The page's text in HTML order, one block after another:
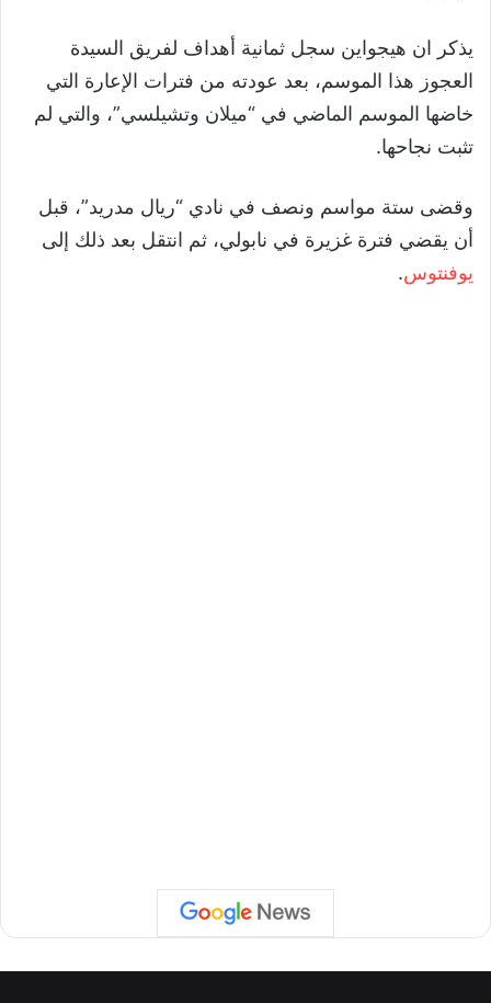
يذكر ان هيجواين سجل ثمانية أهداف لفريق السيدة
العجوز هذا الموسم، بعد عودته من فترات الإعارة التي
خاضها الموسم الماضي في “ميلان وتشيلسي”، والتي لم
تثبت نجاحها.
وقضى ستة مواسم ونصف في نادي “ريال مدريد”، قبل
أن يقضي فترة غزيرة في نابولي، ثم انتقل بعد ذلك إلى
يوفنتوس.